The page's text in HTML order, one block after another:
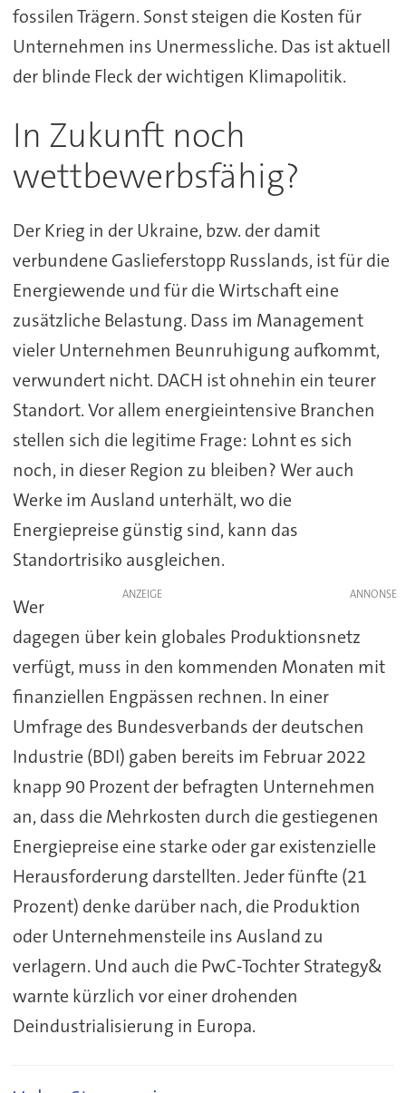
fossilen Trägern. Sonst steigen die Kosten für
Unternehmen ins Unermessliche. Das ist aktuell
der blinde Fleck der wichtigen Klimapolitik.
In Zukunft noch
wettbewerbsfähig?
Der Krieg in der Ukraine, bzw. der damit
verbundene Gaslieferstopp Russlands, ist für die
Energiewende und für die Wirtschaft eine
zusätzliche Belastung. Dass im Management
vieler Unternehmen Beunruhigung aufkommt,
verwundert nicht. DACH ist ohnehin ein teurer
Standort. Vor allem energieintensive Branchen
stellen sich die legitime Frage: Lohnt es sich
noch, in dieser Region zu bleiben? Wer auch
Werke im Ausland unterhält, wo die
Energiepreise günstig sind, kann das
Standortrisiko ausgleichen.
ANZEIGE
Wer
dagegen über kein globales Produktionsnetz
verfügt, muss in den kommenden Monaten mit
finanziellen Engpässen rechnen. In einer
Umfrage des Bundesverbands der deutschen
Industrie (BDI) gaben bereits im Februar 2022
knapp 90 Prozent der befragten Unternehmen
an, dass die Mehrkosten durch die gestiegenen
Energiepreise eine starke oder gar existenzielle
Herausforderung darstellten. Jeder fünfte (21
Prozent) denke darüber nach, die Produktion
oder Unternehmensteile ins Ausland zu
verlagern. Und auch die PwC-Tochter Strategy&
warnte kürzlich vor einer drohenden
Deindustrialisierung in Europa.